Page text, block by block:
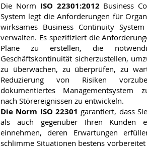
Die Norm ISO 22301:2012Business
System legt die Anforderungen für
wirksames Business Continuity
verwalten. Es spezifiziert die
Pläne zu erstellen, die
Geschäftskontinuität sicherzustellen,
zu überwachen, zu überprüfen, zu
Reduzierung von Risiken
dokumentiertes Managementsystem
nach Störereignissen zu entwickeln.
Die Norm ISO 22301 garantiert, dass
als auch gegenüber Ihren Kunden
einnehmen, deren Erwartungen
schlimme Situationen bestens